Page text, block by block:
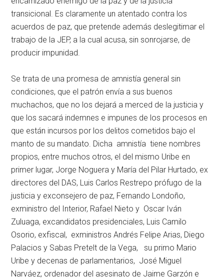
transicional. Es claramente un atentado contra los
acuerdos de paz, que pretende además deslegitimar el
trabajo de la JEP, a la cual acusa, sin sonrojarse, de
producir impunidad.
Se trata de una promesa de amnistía general sin
condiciones, que el patrón envía a sus buenos
muchachos, que no los dejará a merced de la justicia y
que los sacará indemnes e impunes de los procesos en
que están incursos por los delitos cometidos bajo el
manto de su mandato. Dicha amnistía tiene nombres
propios, entre muchos otros, el del mismo Uribe en
primer lugar, Jorge Noguera y María del Pilar Hurtado, ex
directores del DAS, Luis Carlos Restrepo prófugo de la
justicia y exconsejero de paz, Fernando Londoño,
exministro del Interior, Rafael Nieto y Oscar Iván
Zuluaga, excandidatos presidenciales, Luis Camilo
Osorio, exfiscal, exministros Andrés Felipe Arias, Diego
Palacios y Sabas Pretelt de la Vega, su primo Mario
Uribe y decenas de parlamentarios, José Miguel
Narváez, ordenador del asesinato de Jaime Garzón e